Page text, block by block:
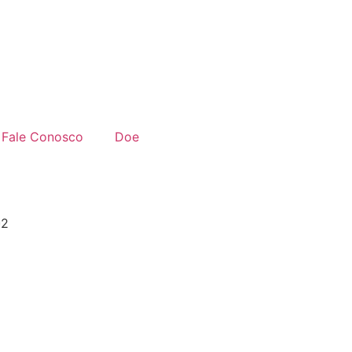
Fale Conosco Doe